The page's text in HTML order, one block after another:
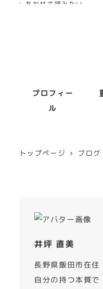
プロフィー
ル
トップページ ブログ
✓ あわせて読みたい
✓ あわせて読みたい
✓ あわせて読みたい
✓ あわせて読みたい
✓ あわせて読みたい
井坪 直美
長野県飯田市在住
自分の持つ本質で